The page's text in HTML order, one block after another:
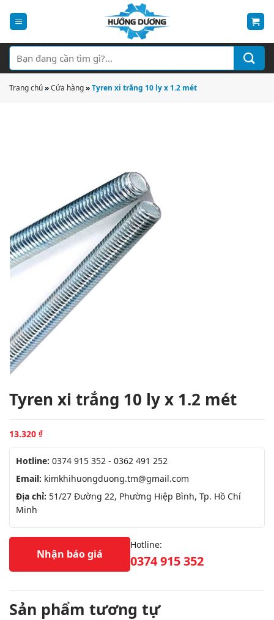
qua
dung
Tìm
kiếm:
Trang chủ»Cửa hàng»Tyren xi trắng 10 ly x 1.2 mét
Tyren xi trắng 10 ly x 1.2 mét
13.320 ₫
Hotline: 0374 915 352 - 0362 491 252
Email: kimkhihuongduong.tm@gmail.com
Địa chỉ: 51/27 Đường 22, Phường Hiệp Bình, Tp. Hồ Chí
Minh
Nhận báo giá
Hotline:
0374 915 352
Sản phẩm tương tự